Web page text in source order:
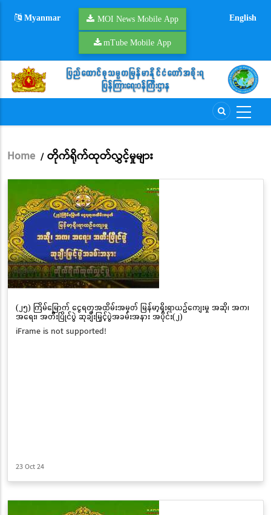
Myanmar MOI News Mobile App
mTube Mobile App
English
Breadcrumb
Home / တိုက်ရိုက်ထုတ်လွှင့်မှုများ
(၂၅) ကြိမ်မြောက် ငွေရတုအထိမ်းအမှတ် မြန်မာ့ရိုးရာယဉ်ကျေးမှု အဆို၊ အက၊
အရေး၊ အတီးပြိုင်ပွဲ ဆုချီးမြှင့်ပွဲအခမ်းအနား အပိုင်း(၂)
iFrame is not supported!
23 Oct 24